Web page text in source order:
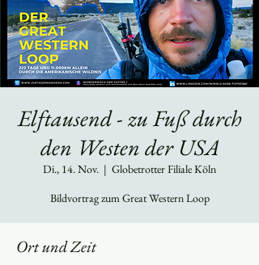
Elftausend - zu Fuß durch
den Westen der USA
Di., 14. Nov.
  |
Globetrotter Filiale Köln
Bildvortrag zum Great Western Loop
Ort und Zeit